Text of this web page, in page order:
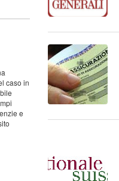
caso in
e